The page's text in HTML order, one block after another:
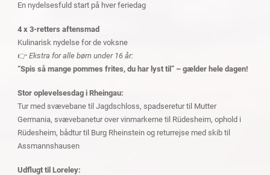
En nydelsesfuld start på hver feriedag
4 x 3-retters aftensmad
Kulinarisk nydelse for de voksne
👉 Ekstra for alle børn under 16 år:
“Spis så mange pommes frites, du har lyst til” – gælder hele dagen!
Stor oplevelsesdag i Rheingau:
Tur med svævebane til Jagdschloss, spadseretur til Mutter
Germania, svævebanetur over vinmarkerne til Rüdesheim, ophold i
Rüdesheim, bådtur til Burg Rheinstein og returrejse med skib til
Assmannshausen
Udflugt til Loreley: